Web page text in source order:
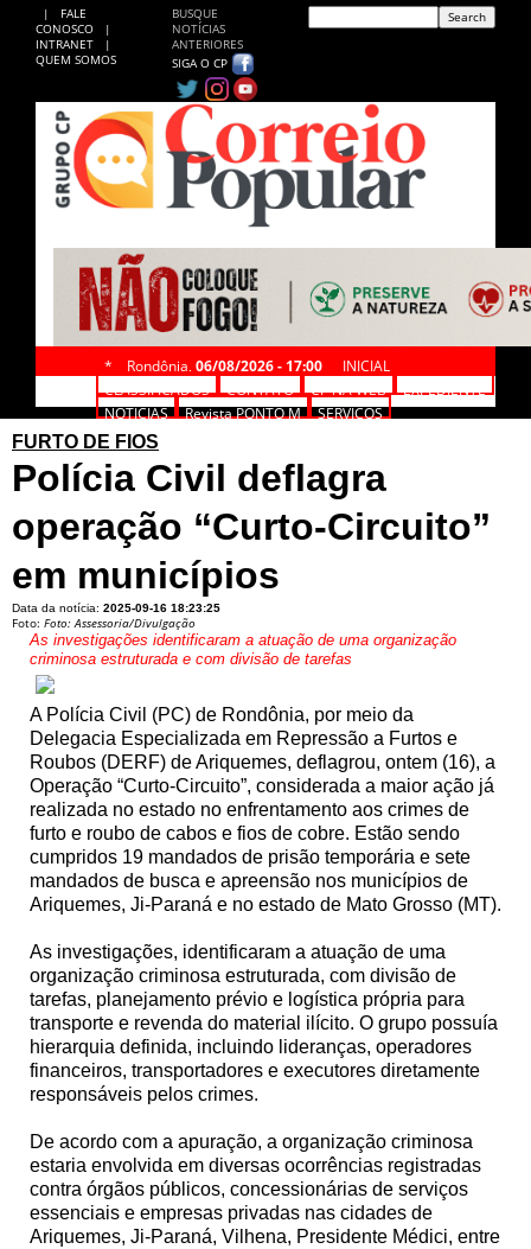
|
FALE
CONOSCO
|
INTRANET
|
QUEM SOMOS
BUSQUE
NOTÍCIAS
ANTERIORES
SIGA O CP
* Rondônia, 06/08/2026 - 17:00
INICIAL
CLASSIFICADOS
CONTATO CP NA WEB
EXPEDIENTE
NOTÍCIAS
Revista PONTO M
SERVIÇOS
FURTO DE FIOS
Polícia Civil deflagra
operação “Curto-Circuito”
em municípios
Data da notícia: 2025-09-16 18:23:25
Foto: Foto: Assessoria/Divulgação
As investigações identificaram a atuação de uma organização
criminosa estruturada e com divisão de tarefas
A Polícia Civil (PC) de Rondônia, por meio da
Delegacia Especializada em Repressão a Furtos e
Roubos (DERF) de Ariquemes, deflagrou, ontem (16), a
Operação “Curto-Circuito”, considerada a maior ação já
realizada no estado no enfrentamento aos crimes de
furto e roubo de cabos e fios de cobre. Estão sendo
cumpridos 19 mandados de prisão temporária e sete
mandados de busca e apreensão nos municípios de
Ariquemes, Ji-Paraná e no estado de Mato Grosso (MT).
As investigações, identificaram a atuação de uma
organização criminosa estruturada, com divisão de
tarefas, planejamento prévio e logística própria para
transporte e revenda do material ilícito. O grupo possuía
hierarquia definida, incluindo lideranças, operadores
financeiros, transportadores e executores diretamente
responsáveis pelos crimes.
De acordo com a apuração, a organização criminosa
estaria envolvida em diversas ocorrências registradas
contra órgãos públicos, concessionárias de serviços
essenciais e empresas privadas nas cidades de
Ariquemes, Ji-Paraná, Vilhena, Presidente Médici, entre